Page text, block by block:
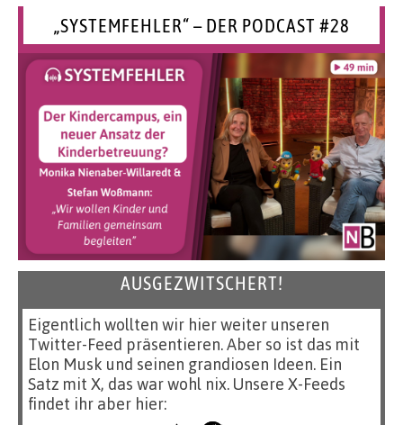
„SYSTEMFEHLER“ – DER PODCAST #28
AUSGEZWITSCHERT!
Eigentlich wollten wir hier weiter unseren
Twitter-Feed präsentieren. Aber so ist das mit
Elon Musk und seinen grandiosen Ideen. Ein
Satz mit X, das war wohl nix. Unsere X-Feeds
findet ihr aber hier: